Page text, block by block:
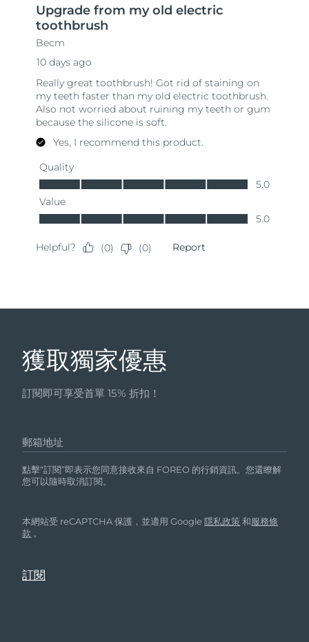
獲取獨家優惠
訂閱即可享受首單 15% 折扣！
郵箱地址
點擊“訂閱”即表示您同意接收來自 FOREO 的行銷資訊。您還瞭解
您可以隨時取消訂閱。
本網站受 reCAPTCHA 保護，並適用 Google隱私政策 和服務條
款 。